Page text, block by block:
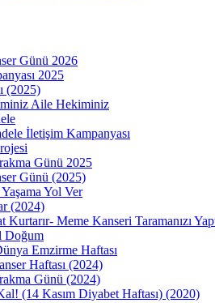
Günü 2026
2025
(2025)
Aile Hekiminiz
İletişim Kampanyası
Günü 2025
Günü (2025)
Yol Ver
(2024)
Kurtarır- Meme Kanseri Taramanızı
Doğum
Emzirme Haftası
Haftası (2024)
Günü (2024)
(14 Kasım Diyabet Haftası) (2020)